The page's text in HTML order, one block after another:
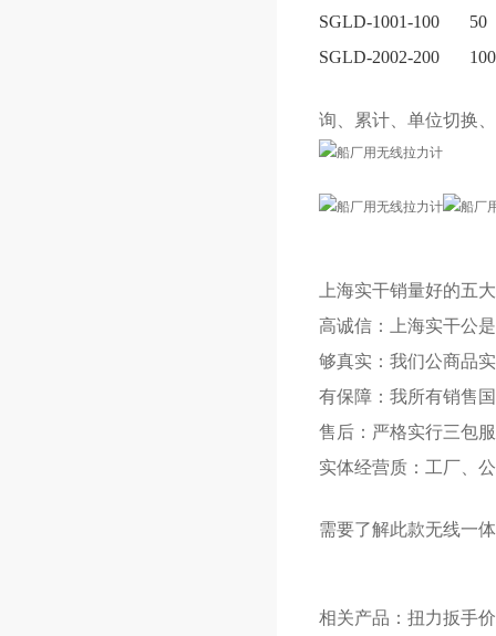
SGLD-1001-100
50
SGLD-2002-200 100
询、累计、单位切换
上海实干销量好的五
高诚信：上海实干公
够真实：我们公商品
有保障：我所有销售
售后：严格实行三包
实体经营质：工厂、
需要了解此款无线一
相关产品： 扭力扳手